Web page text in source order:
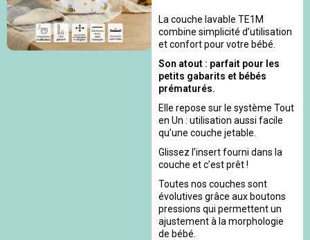
La couche lavable TE1M
combine simplicité d’utilisation
et confort pour votre bébé.
Son atout : parfait pour les
petits gabarits et bébés
prématurés.
Elle repose sur le système Tout
en Un : utilisation aussi facile
qu’une couche jetable.
Glissez l’insert fourni dans la
couche et c’est prêt !
Toutes nos couches sont
évolutives grâce aux boutons
pressions qui permettent un
ajustement à la morphologie
de bébé.